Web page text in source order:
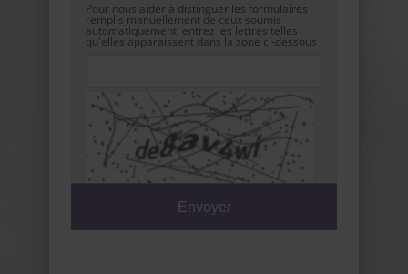
Pour nous aider à distinguer les formulaires
remplis manuellement de ceux soumis
automatiquement, entrez les lettres telles
qu'elles apparaissent dans la zone ci-dessous :